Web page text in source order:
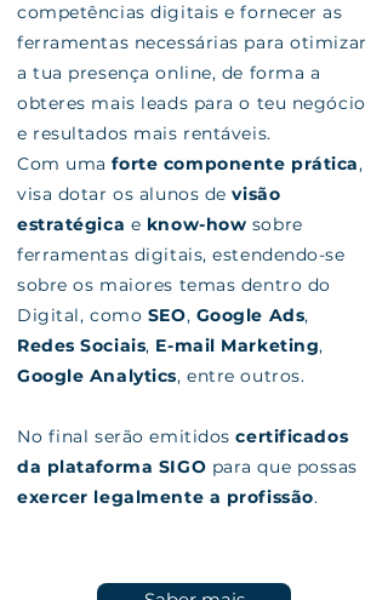
competências digitais e fornecer as
ferramentas necessárias para otimizar
a tua presença online, de forma a
obteres mais leads para o teu negócio
e resultados mais rentáveis.
Com umaforte componente prática,
visa dotar os alunos de visão
estratégica e know-how sobre
ferramentas digitais, estendendo-se
sobre os maiores temas dentro do
Digital, como SEO, Google Ads,
Redes Sociais, E-mail Marketing,
Google Analytics, entre outros.
No final serão emitidoscertificados
da plataforma SIGO para que possas
exercer legalmente a profissão.